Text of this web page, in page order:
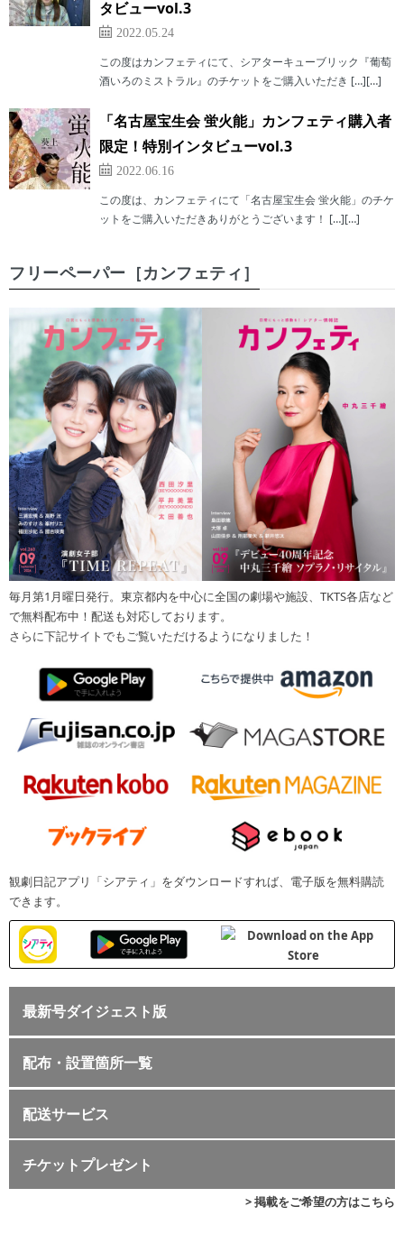
タビューvol.3
2022.05.24
この度はカンフェティにて、シアターキューブリック『葡萄
酒いろのミストラル』のチケットをご購入いただき […][…]
「名古屋宝生会 蛍火能」カンフェティ購入者
限定！特別インタビューvol.3
2022.06.16
この度は、カンフェティにて「名古屋宝生会 蛍火能」のチケ
ットをご購入いただきありがとうございます！ […][…]
フリーペーパー［カンフェティ］
毎月第1月曜日発行。東京都内を中心に全国の劇場や施設、TKTS各店など
で無料配布中！配送も対応しております。
さらに下記サイトでもご覧いただけるようになりました！
観劇日記アプリ「シアティ」をダウンロードすれば、電子版を無料購読
できます。
最新号ダイジェスト版
配布・設置箇所一覧
配送サービス
チケットプレゼント
> 掲載をご希望の方はこちら